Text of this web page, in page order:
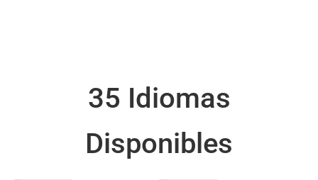
35 Idiomas
Disponibles